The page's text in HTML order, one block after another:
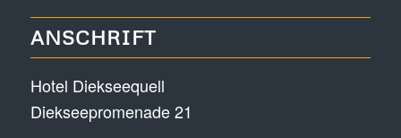
ANSCHRIFT
Hotel Diekseequell
Diekseepromenade 21